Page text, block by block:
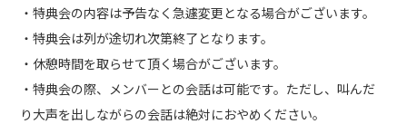
・特典会の内容は予告なく急遽変更となる場合がございます。
・特典会は列が途切れ次第終了となります。
・休憩時間を取らせて頂く場合がございます。
・特典会の際、メンバーとの会話は可能です。ただし、叫んだ
り大声を出しながらの会話は絶対におやめください。